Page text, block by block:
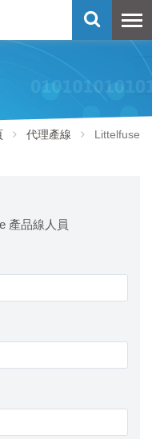
代理產線 Littelfuse
產品線人員